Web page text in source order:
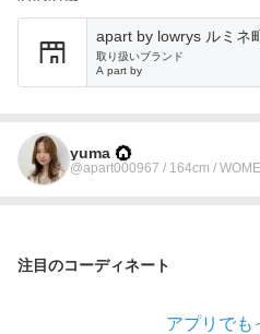
apart by lowrys ルミネ
取り扱いブランド
A part by
yuma
@apart000967 / 164cm /
注目のコーディネート
アプリでも